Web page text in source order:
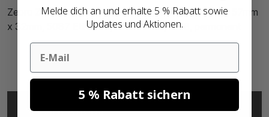
Zebra Z-Select 2000T (3006324) kompatibel, Top, 57mm
x 32mm, 5087 Etiketten, 76mm Kern, weiß, permanent
SPECIFICATIONS
Melde dich an und erhalte 5 % Rabatt sowie
Updates und Aktionen.
Email
5 % Rabatt sichern